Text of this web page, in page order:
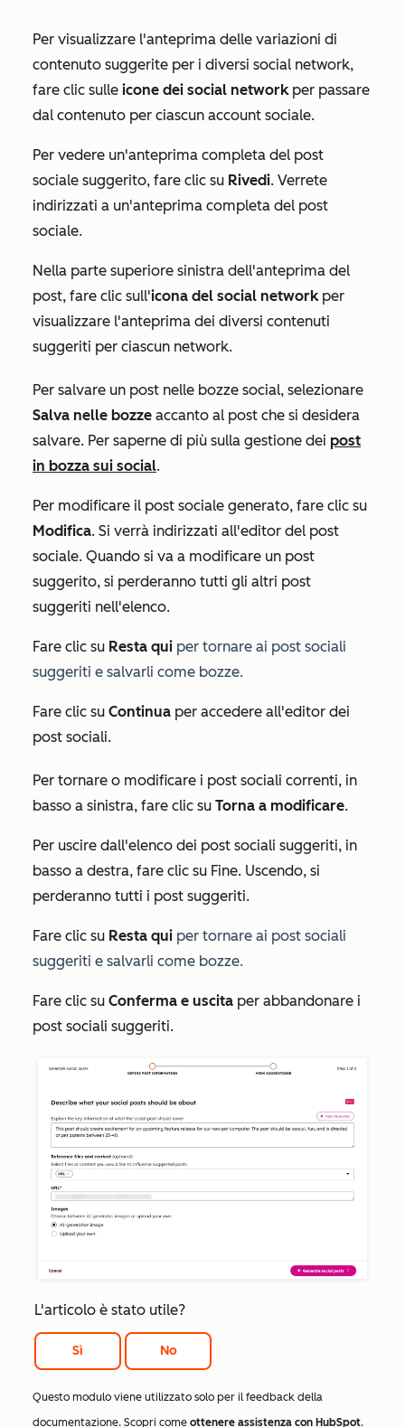
Per visualizzare l'anteprima delle variazioni di
contenuto suggerite per i diversi social network,
fare clic sulle icone dei social network per passare
dal contenuto per ciascun account sociale.
Per vedere un'anteprima completa del post
sociale suggerito, fare clic su Rivedi. Verrete
indirizzati a un'anteprima completa del post
sociale.
Nella parte superiore sinistra dell'anteprima del
post, fare clic sull'icona del social networkper
visualizzare l'anteprima dei diversi contenuti
suggeriti per ciascun network.
Per salvare un post nelle bozze social, selezionare
Salva nelle bozze accanto al post che si desidera
salvare. Per saperne di più sulla gestione dei post
in bozza sui social.
Per modificare il post sociale generato, fare clic su
Modifica. Si verrà indirizzati all'editor del post
sociale. Quando si va a modificare un post
suggerito, si perderanno tutti gli altri post
suggeriti nell'elenco.
Fare clic su Resta qui per tornare ai post sociali
suggeriti e salvarli come bozze.
Fare clic su Continua per accedere all'editor dei
post sociali.
Per tornare o modificare i post sociali correnti, in
basso a sinistra, fare clic su Torna a modificare.
Per uscire dall'elenco dei post sociali suggeriti, in
basso a destra, fare clic su Fine. Uscendo, si
perderanno tutti i post suggeriti.
Fare clic su Resta qui per tornare ai post sociali
suggeriti e salvarli come bozze.
Fare clic su Conferma e uscita per abbandonare i
post sociali suggeriti.
L'articolo è stato utile?
Sì No
Questo modulo viene utilizzato solo per il feedback della
documentazione. Scopri come ottenere assistenza con HubSpot.